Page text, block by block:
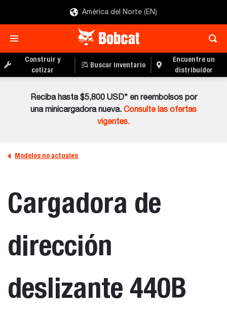
América del Norte (EN)
Construir y
cotizar
Buscar inventario
Encuentre un
distribuidor
Reciba hasta $5,800 USD* en reembolsos por
una minicargadora nueva. Consulte las ofertas
vigentes.
Modelos no actuales
Cargadora de
dirección
deslizante 440B